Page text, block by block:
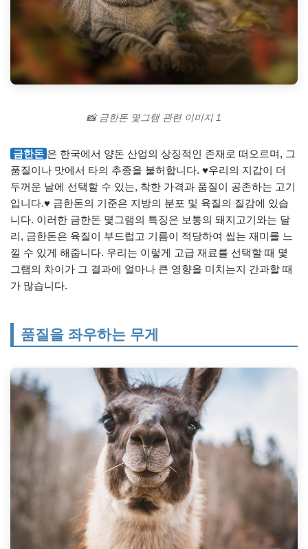
📸 금한돈 몇그램 관련 이미지 1
금한돈 은 한국에서 양돈 산업의 상징적인 존재로 떠오르며, 그
품질이나 맛에서 타의 추종을 불허합니다. ♥우리의 지갑이 더
두꺼운 날에 선택할 수 있는, 착한 가격과 품질이 공존하는 고기
입니다.♥ 금한돈의 기준은 지방의 분포 및 육질의 질감에 있습
니다. 이러한 금한돈 몇그램의 특징은 보통의 돼지고기와는 달
리, 금한돈은 육질이 부드럽고 기름이 적당하여 씹는 재미를 느
낄 수 있게 해줍니다. 우리는 이렇게 고급 재료를 선택할 때 몇
그램의 차이가 그 결과에 얼마나 큰 영향을 미치는지 간과할 때
가 많습니다.
품질을 좌우하는 무게